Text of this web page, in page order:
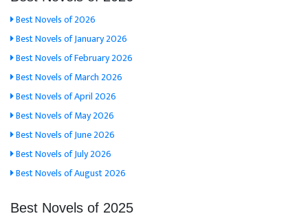
Best Novels of 2026
Best Novels of January 2026
Best Novels of February 2026
Best Novels of March 2026
Best Novels of April 2026
Best Novels of May 2026
Best Novels of June 2026
Best Novels of July 2026
Best Novels of August 2026
Best Novels of 2025